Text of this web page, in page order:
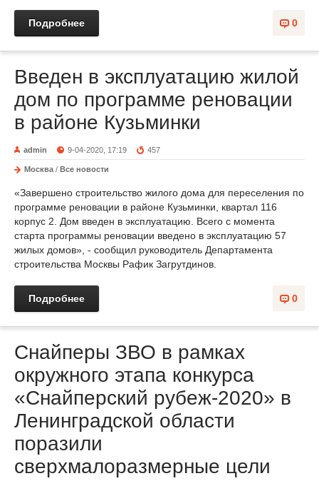
0
Подробнее
Введен в эксплуатацию жилой
дом по программе реновации
в районе Кузьминки
admin 9-04-2020, 17:19 457
Москва / Все новости
«Завершено строительство жилого дома для переселения по
программе реновации в районе Кузьминки, квартал 116
корпус 2. Дом введен в эксплуатацию. Всего с момента
старта программы реновации введено в эксплуатацию 57
жилых домов», - сообщил руководитель Департамента
строительства Москвы Рафик Загрутдинов.
0
Подробнее
Снайперы ЗВО в рамках
окружного этапа конкурса
«Снайперский рубеж-2020» в
Ленинградской области
поразили
сверхмалоразмерные цели